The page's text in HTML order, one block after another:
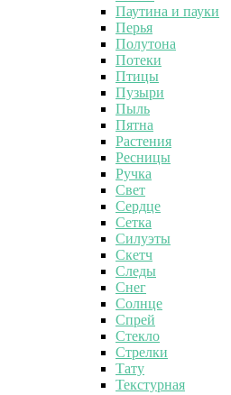
Паутина и пауки
Перья
Полутона
Потеки
Птицы
Пузыри
Пыль
Пятна
Растения
Ресницы
Ручка
Свет
Сердце
Сетка
Силуэты
Скетч
Следы
Снег
Солнце
Спрей
Стекло
Стрелки
Тату
Текстурная